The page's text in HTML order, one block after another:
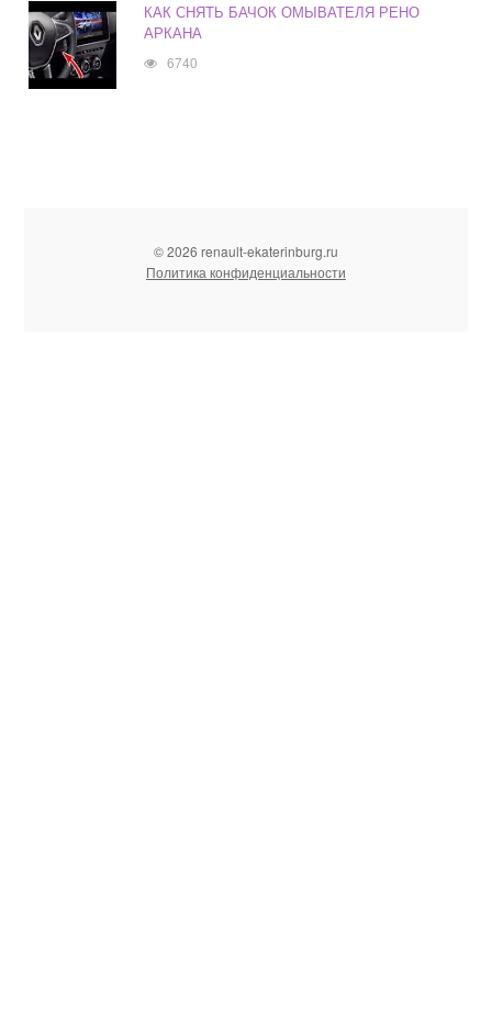
КАК СНЯТЬ БАЧОК ОМЫВАТЕЛЯ РЕНО
АРКАНА
6740
© 2026 renault-ekaterinburg.ru
Политика конфиденциальности